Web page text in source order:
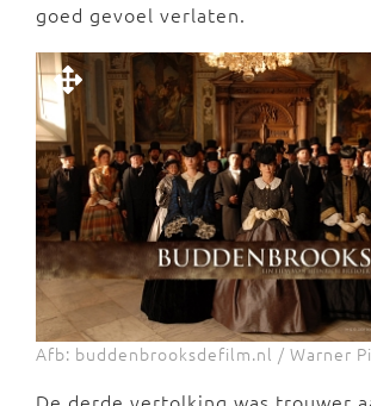
goed gevoel verlaten.
Afb: buddenbrooksdefilm.nl / Warner
De derde vertolking was trouwer